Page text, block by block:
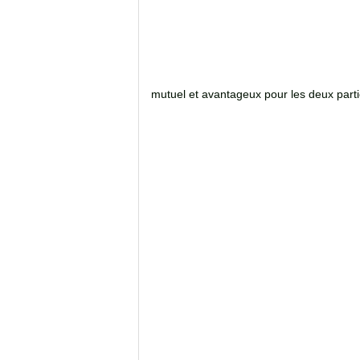
mutuel et avantageux pour les deux